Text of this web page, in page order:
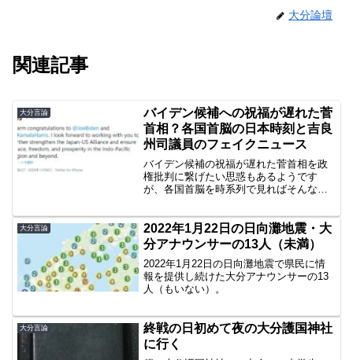
大分論壇
関連記事
大分言論
バイデン候補への祝福が遅れた菅
首相？各国首脳の日本時刻と吉良
州司議員のフェイクニュース
バイデン候補の祝福が遅れた菅首相を政
権批判に繋げたい思惑もあるようです
が、各国首脳を時系列で見ればそんなこ
野党・吉良議員へ届け。
大分言論
2022年1月22日の日向灘地震・大
分アナウンサーの13人（未満）
2022年1月22日の日向灘地震で県民に情
報を提供し続けた大分アナウンサーの13
人（もいない）。
大分言論
終戦の日初めて夜の大分護国神社
に行く